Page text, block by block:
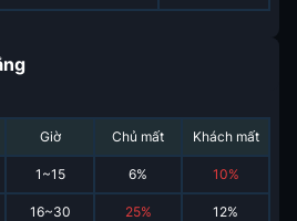
Giờ Chủ mất Khách mất
1~15 6% 10%
16~30 25% 12%